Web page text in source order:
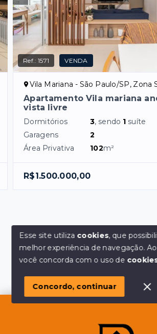
Ref.:1571 VENDA
Vila Mariana - São Paulo/SP, Zona
Apartamento Vila mariana
vista livre
Dormitórios 3, sendo 1 suíte
Garagens
2
Área Privativa
102m²
R$1.500.000,00
Olá! em
Esse site utiliza cookies, que
melhor experiência de navegação.
você concorda com o uso de
Concordo, continuar